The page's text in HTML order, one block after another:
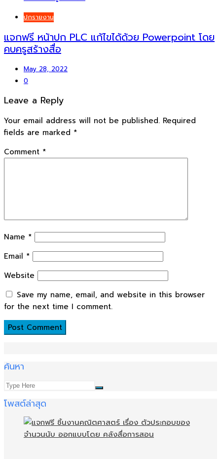
ปกรายงาน
แจกฟรี หน้าปก PLC แก้ไขได้ด้วย Powerpoint โดย
คบครูสร้างสื่อ
May 28, 2022
0
Leave a Reply
Your email address will not be published. Required
fields are marked *
Comment *
Name *
Email *
Website
Save my name, email, and website in this browser
for the next time I comment.
ค้นหา
โพสต์ล่าสุด